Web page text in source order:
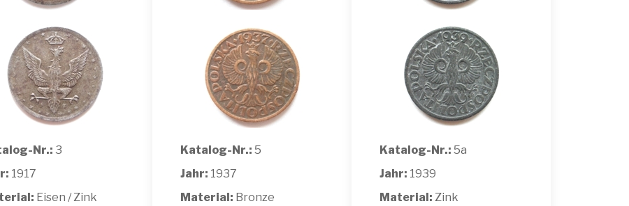
Nr.: 3
1917
Eisen / Zink
Katalog-Nr.: 5
Jahr: 1937
Material: Bronze
Katalog-Nr.: 5a
Jahr: 1939
Material: Zink